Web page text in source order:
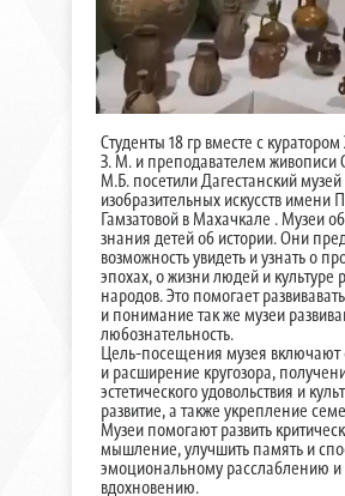
Студенты 18 гр вместе с
З. М. и преподавателем живописи
М.Б. посетили Дагестанский музей
изобразительных искусств имени
Гамзатовой в Махачкале . Музеи
знания детей об истории. Они
возможность увидеть и узнать о
эпохах, о жизни людей и культуре
народов. Это помогает
и понимание так же музеи
любознательность.
Цель-посещения музея включают
и расширение кругозора,
эстетического удовольствия и
развитие, а также укрепление
Музеи помогают развить
мышление, улучшить память и
эмоциональному расслаблению и
вдохновению.